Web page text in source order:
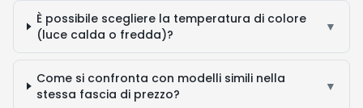
È possibile scegliere la temperatura di colore
(luce calda o fredda)?
▼
Come si confronta con modelli simili nella
stessa fascia di prezzo?
▼